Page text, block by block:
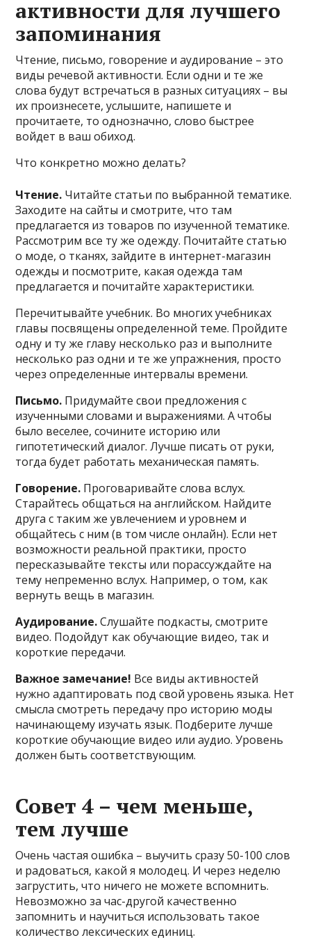
активности для лучшего
запоминания
Чтение, письмо, говорение и аудирование – это
виды речевой активности. Если одни и те же
слова будут встречаться в разных ситуациях – вы
их произнесете, услышите, напишете и
прочитаете, то однозначно, слово быстрее
войдет в ваш обиход.
Что конкретно можно делать?
Чтение. Читайте статьи по выбранной тематике.
Заходите на сайты и смотрите, что там
предлагается из товаров по изученной тематике.
Рассмотрим все ту же одежду. Почитайте статью
о моде, о тканях, зайдите в интернет-магазин
одежды и посмотрите, какая одежда там
предлагается и почитайте характеристики.
Перечитывайте учебник. Во многих учебниках
главы посвящены определенной теме. Пройдите
одну и ту же главу несколько раз и выполните
несколько раз одни и те же упражнения, просто
через определенные интервалы времени.
Письмо. Придумайте свои предложения с
изученными словами и выражениями. А чтобы
было веселее, сочините историю или
гипотетический диалог. Лучше писать от руки,
тогда будет работать механическая память.
Говорение. Проговаривайте слова вслух.
Старайтесь общаться на английском. Найдите
друга с таким же увлечением и уровнем и
общайтесь с ним (в том числе онлайн). Если нет
возможности реальной практики, просто
пересказывайте тексты или порассуждайте на
тему непременно вслух. Например, о том, как
вернуть вещь в магазин.
Аудирование.Слушайте подкасты, смотрите
видео. Подойдут как обучающие видео, так и
короткие передачи.
Важное замечание! Все виды активностей
нужно адаптировать под свой уровень языка. Нет
смысла смотреть передачу про историю моды
начинающему изучать язык. Подберите лучше
короткие обучающие видео или аудио. Уровень
должен быть соответствующим.
Совет 4 – чем меньше,
тем лучше
Очень частая ошибка – выучить сразу 50-100 слов
и радоваться, какой я молодец. И через неделю
загрустить, что ничего не можете вспомнить.
Невозможно за час-другой качественно
запомнить и научиться использовать такое
количество лексических единиц.